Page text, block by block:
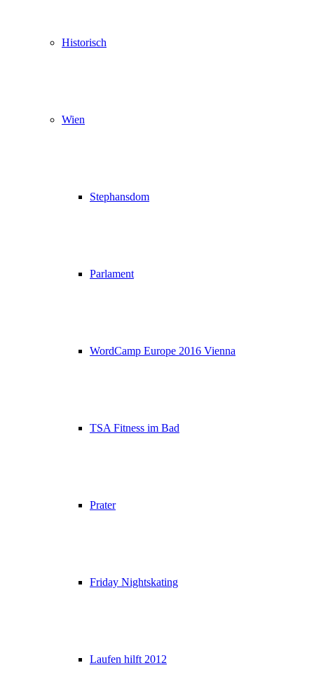
Historisch
Wien
Stephansdom
Parlament
WordCamp Europe 2016 Vienna
TSA Fitness im Bad
Prater
Friday Nightskating
Laufen hilft 2012